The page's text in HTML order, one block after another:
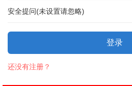
安全提问(未设置请忽略)
登录
还没有注册？